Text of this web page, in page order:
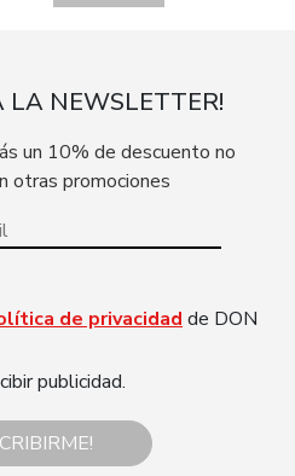
LA NEWSLETTER!
un 10% de descuento no
otras promociones
de privacidad de DON
publicidad.